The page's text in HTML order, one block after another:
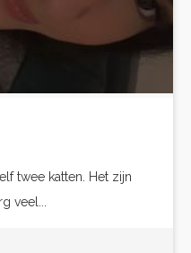
twee katten. Het zijn
veel...